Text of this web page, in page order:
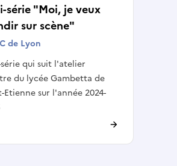
série "Moi, je veux
sur scène"
de Lyon
qui suit l'atelier
du lycée Gambetta de
Etienne sur l'année 2024-